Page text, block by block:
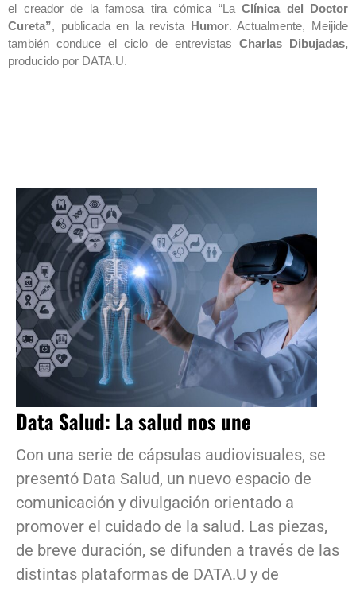
el creador de la famosa tira cómica “La Clínica del Doctor
Cureta”, publicada en la revista Humor. Actualmente, Meijide
también conduce el ciclo de entrevistas Charlas Dibujadas,
producido por DATA.U.
Data Salud: La salud nos une
Con una serie de cápsulas audiovisuales, se
presentó Data Salud, un nuevo espacio de
comunicación y divulgación orientado a
promover el cuidado de la salud. Las piezas,
de breve duración, se difunden a través de las
distintas plataformas de DATA.U y de